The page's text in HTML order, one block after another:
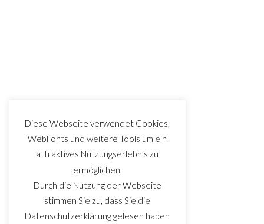
Diese Webseite verwendet Cookies,
WebFonts und weitere Tools um ein
attraktives Nutzungserlebnis zu
ermöglichen.
Durch die Nutzung der Webseite
stimmen Sie zu, dass Sie die
Datenschutzerklärung gelesen haben